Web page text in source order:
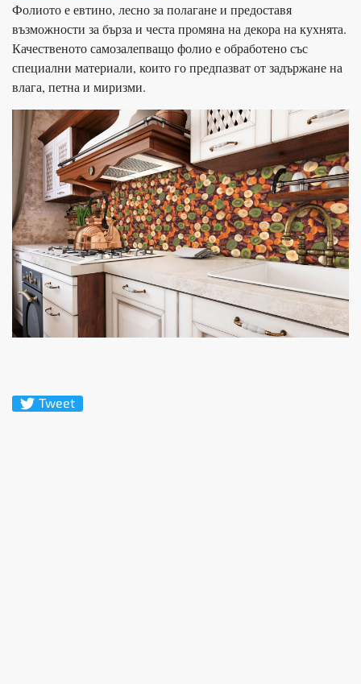
Фолиото е евтино, лесно за полагане и предоставя
възможности за бърза и честа промяна на декора на кухнята.
Качественото самозалепващо фолио е обработено със
специални материали, които го предпазват от задържане на
влага, петна и миризми.
Tweet